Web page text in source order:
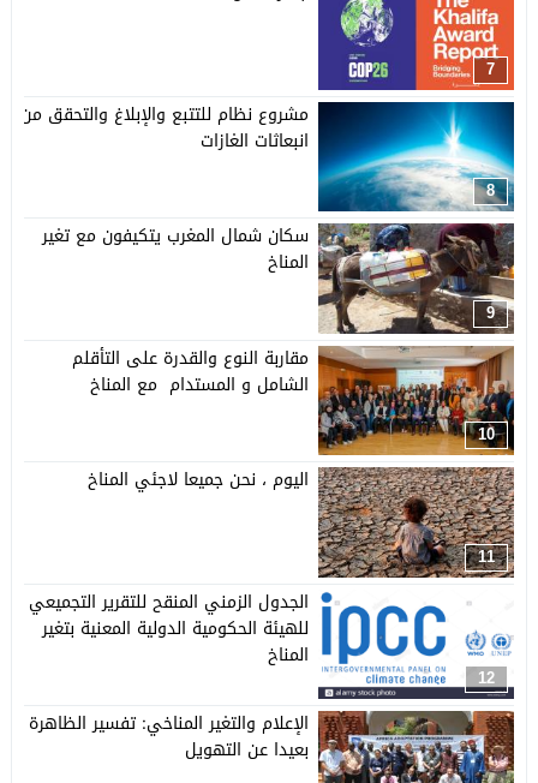
7
8
مشروع نظام للتتبع والإبلاغ والتحقق من
انبعاثات الغازات
9
سكان شمال المغرب يتكيفون مع تغير
المناخ
10
مقاربة النوع والقدرة على التأقلم
الشامل و المستدام مع المناخ
11
اليوم ، نحن جميعا لاجئي المناخ
12
الجدول الزمني المنقح للتقرير التجميعي
للهيئة الحكومية الدولية المعنية بتغير
المناخ
الإعلام والتغير المناخي: تفسير الظاهرة
بعيدا عن التهويل